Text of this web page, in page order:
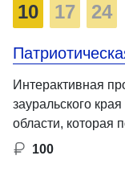
10 17 24
Интерактивная
зауральского
области, которая
100